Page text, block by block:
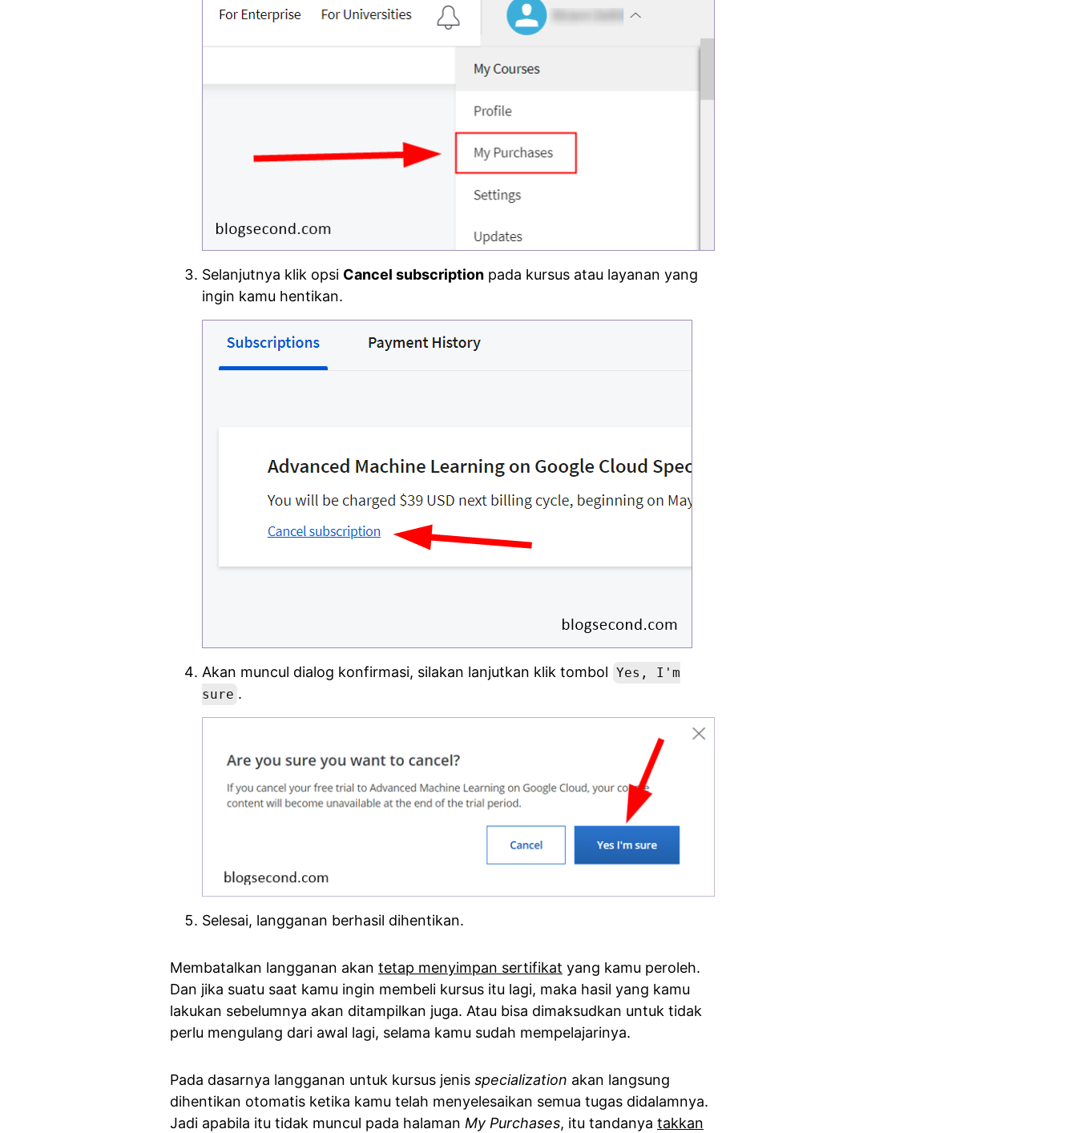
Selanjutnya klik opsi Cancel subscription pada kursus atau layanan yang
ingin kamu hentikan.
Akan muncul dialog konfirmasi, silakan lanjutkan klik tombol Yes, I'm
sure .
Selesai, langganan berhasil dihentikan.
Membatalkan langganan akan tetap menyimpan sertifikat yang kamu peroleh.
Dan jika suatu saat kamu ingin membeli kursus itu lagi, maka hasil yang kamu
lakukan sebelumnya akan ditampilkan juga. Atau bisa dimaksudkan untuk tidak
perlu mengulang dari awal lagi, selama kamu sudah mempelajarinya.
Pada dasarnya langganan untuk kursus jenis specialization akan langsung
dihentikan otomatis ketika kamu telah menyelesaikan semua tugas didalamnya.
Jadi apabila itu tidak muncul pada halaman My Purchases, itu tandanya takkan